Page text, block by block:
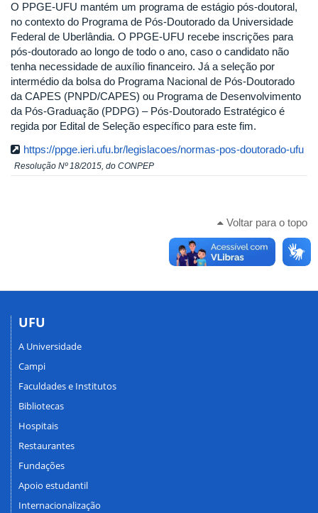
O PPGE-UFU mantém um programa de estágio pós-doutoral,
no contexto do Programa de Pós-Doutorado da Universidade
Federal de Uberlândia. O PPGE-UFU recebe inscrições para
pós-doutorado ao longo de todo o ano, caso o candidato não
tenha necessidade de auxílio financeiro. Já a seleção por
intermédio da bolsa do Programa Nacional de Pós-Doutorado
da CAPES (PNPD/CAPES) ou Programa de Desenvolvimento
da Pós-Graduação (PDPG) – Pós-Doutorado Estratégico é
regida por Edital de Seleção específico para este fim.
https://ppge.ieri.ufu.br/legislacoes/normas-pos-doutorado-ufu
Resolução Nº 18/2015, do CONPEP
Voltar para o topo
UFU
A Universidade
Campi
Faculdades e Institutos
Bibliotecas
Hospitais
Restaurantes
Fundações
Apoio estudantil
Internacionalização